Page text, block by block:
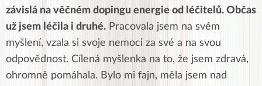
závislá na věčném dopingu energie od léčitelů. Občas
už jsem léčila i druhé. Pracovala jsem na svém
myšlení, vzala si svoje nemoci za své a na svou
odpovědnost. Cílená myšlenka na to, že jsem zdravá,
ohromně pomáhala. Bylo mi fajn, měla jsem nad